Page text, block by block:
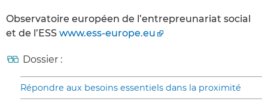
Observatoire européen de l’entrepreunariat social
et de l’ESS www.ess-europe.eu
Dossier :
Répondre aux besoins essentiels dans la proximité